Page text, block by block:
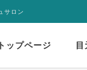
サロン
トップページ